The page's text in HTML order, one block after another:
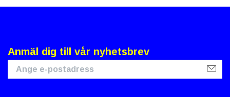
Anmäl dig till vår nyhetsbrev